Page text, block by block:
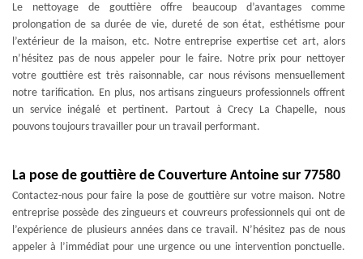
Le nettoyage de gouttière offre beaucoup d’avantages comme
prolongation de sa durée de vie, dureté de son état, esthétisme pour
l’extérieur de la maison, etc. Notre entreprise expertise cet art, alors
n’hésitez pas de nous appeler pour le faire. Notre prix pour nettoyer
votre gouttière est très raisonnable, car nous révisons mensuellement
notre tarification. En plus, nos artisans zingueurs professionnels offrent
un service inégalé et pertinent. Partout à Crecy La Chapelle, nous
pouvons toujours travailler pour un travail performant.
La pose de gouttière de Couverture Antoine sur 77580
Contactez-nous pour faire la pose de gouttière sur votre maison. Notre
entreprise possède des zingueurs et couvreurs professionnels qui ont de
l’expérience de plusieurs années dans ce travail. N’hésitez pas de nous
appeler à l’immédiat pour une urgence ou une intervention ponctuelle.